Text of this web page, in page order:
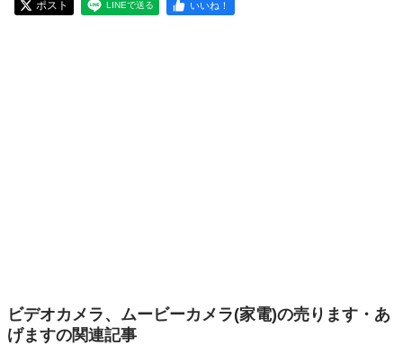
ポスト LINEで送る いいね！
ビデオカメラ、ムービーカメラ(家電)の売ります・あ
げますの関連記事